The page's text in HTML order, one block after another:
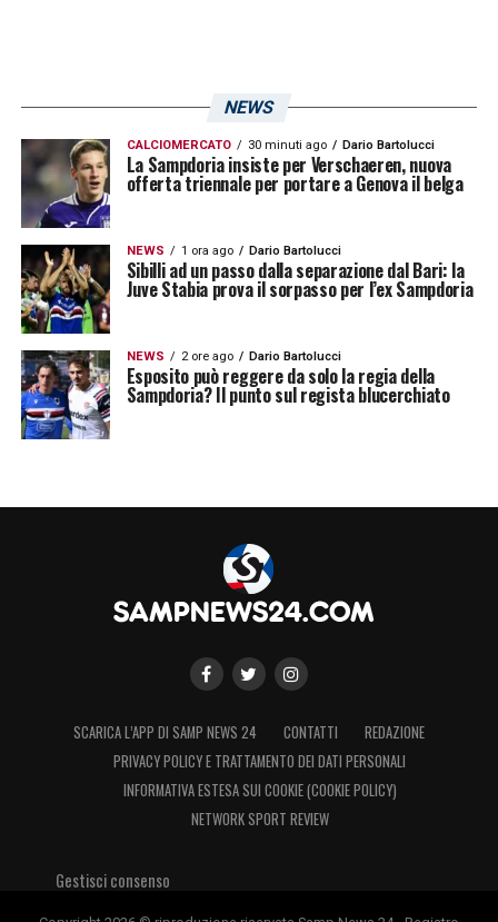
NEWS
CALCIOMERCATO 30 minuti ago Dario Bartolucci
La Sampdoria insiste per Verschaeren, nuova
offerta triennale per portare a Genova il belga
NEWS 1 ora ago Dario Bartolucci
Sibilli ad un passo dalla separazione dal Bari: la
Juve Stabia prova il sorpasso per l’ex Sampdoria
NEWS 2 ore ago Dario Bartolucci
Esposito può reggere da solo la regia della
Sampdoria? Il punto sul regista blucerchiato
SCARICA L’APP DI SAMP NEWS 24 CONTATTI
REDAZIONE
PRIVACY POLICY E TRATTAMENTO DEI DATI PERSONALI
INFORMATIVA ESTESA SUI COOKIE (COOKIE POLICY)
NETWORK SPORT REVIEW
Gestisci consenso